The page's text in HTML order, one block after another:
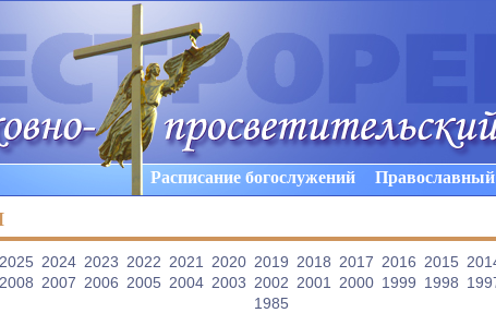
Расписание богослужений Православный
2025 2024 2023 2022 2021 2020 2019 2018 2017 2016 2015
2008 2007 2006 2005 2004 2003 2002 2001 2000 1999 1998
1985